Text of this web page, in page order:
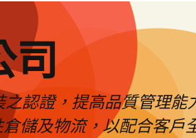
司
認證，提高品質管理能
儲及物流，以配合客戶